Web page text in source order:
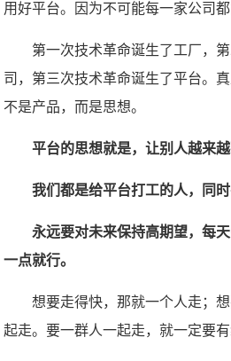
用好平台。因为不可能每一家公司都
第一次技术革命诞生了工厂，
司，第三次技术革命诞生了平台。
不是产品，而是思想。
平台的思想就是，让别人越来
我们都是给平台打工的人，同
永远要对未来保持高期望，每
一点就行。
想要走得快，那就一个人走；
起走。要一群人一起走，就一定要有